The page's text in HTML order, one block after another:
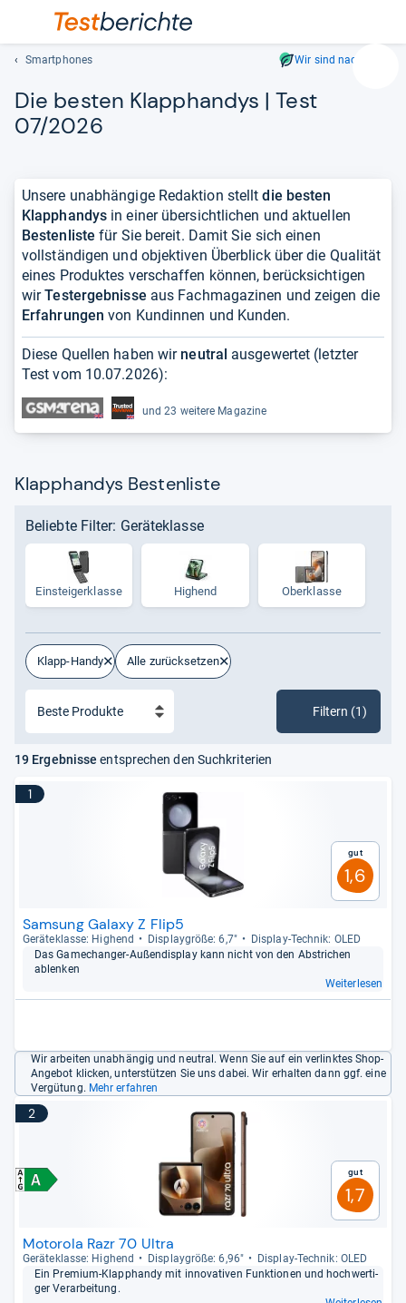
und
lassen
mit
den
Smartphones Wir sind nachhaltig
Die bes­ten Klapp­han­dys | Test
07/2026
Unsere unabhängige Redaktion stelltdie besten
Klapphandys in einer übersichtlichen und aktuellen
Bestenliste für Sie bereit. Damit Sie sich einen
vollständigen und objektiven Überblick über die Qualität
eines Produktes verschaffen können, berücksichtigen
wirTestergebnisse aus Fachmagazinen und zeigen die
Erfahrungen von Kundinnen und Kunden.
Diese Quellen haben wir neutral ausgewertet (letzter
Test vom 10.07.2026):
und 23 weitere Magazine
Klapphandys Bestenliste
Beliebte Filter: Geräteklasse
Ein­stei­ger­klasse Highend Oberklasse
Klapp-Handy Alle zurücksetzen
Filtern (1)
19 Ergebnisse entsprechen den Suchkriterien
1
Gut
1,6
Samsung Galaxy Z Flip5
Gerä­te­klasse: Hig­hend Dis­play­größe: 6,7"
Dis­play-​Tech­nik: OLED
Das Game­chan­ger-​Außen­dis­play kann nicht von den Abstri­chen
ablen­ken
Weiterlesen
Wir arbeiten unabhängig und neutral. Wenn Sie auf ein verlinktes Shop-
Angebot klicken, unterstützen Sie uns dabei. Wir erhalten dann ggf. eine
Vergütung. Mehr erfahren
2
Gut
1,7
Motorola Razr 70 Ultra
Gerä­te­klasse: Hig­hend Dis­play­größe: 6,96"
Dis­play-​Tech­nik: OLED
Ein Pre­mium-​Klapp­handy mit inno­va­ti­ven Funk­tio­nen und hoch­wer­ti­
ger Ver­ar­bei­tung.